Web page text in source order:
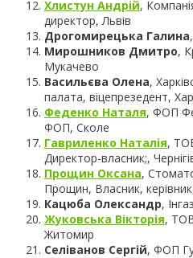
Хлистун Андрій,
директор, Львів
Дрогомирецька Галина
Мирошников Дмитро,
Мукачево
Васильєва Олена,
палата, віцепрезедент,
Феденко Наталя, ФОП
ФОП, Сколе
Гавриленко Наталія,
Директор-власник;,
Прощин Оксана,
Прощин, Власник,
Кацюба Олександр,
Жуковська Вікторія,
Житомир
Селіванов Сергій, ФОП